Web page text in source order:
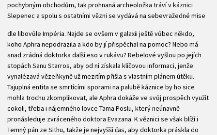
pochybným obchodům, tak prohnaná archeoložka tráví v káznici
Slepenec a spolu s ostatními vězni se vydává na sebevražedné mise
dle libovůle Impéria. Najde se ovšem v galaxii ještě vůbec někdo,
koho Aphra nepodrazila a kdo by jí přispěchal na pomoc? Nebo má
snad zrádná doktorka další eso v rukávu? Rebelové vyšlou po jejích
stopách Sanu Starros, aby od ní získala klíčovou informaci, jenže
vynalézavá vězeňkyně už mezitím přišla s vlastním plánem útěku.
Tajuplná entita se smrtícími sporami na palubě káznice by ho sice
mohla trochu zkomplikovat, ale Aphra dokáže ve svůj prospěch využít
cokoli, třeba i nájemného lovce Tama Poslu, který neúnavně
pronásleduje zvráceného doktora Evazana. K věznici se však blíží i
Temný pán ze Sithu, takže je nejvyšší čas, aby doktorka práskla do